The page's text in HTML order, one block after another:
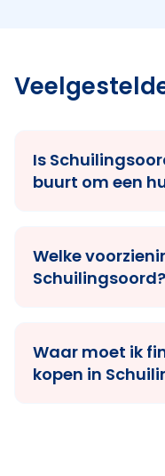
Is
buurt om een
Welke
Schuilingsoord?
Waar moet ik
kopen in